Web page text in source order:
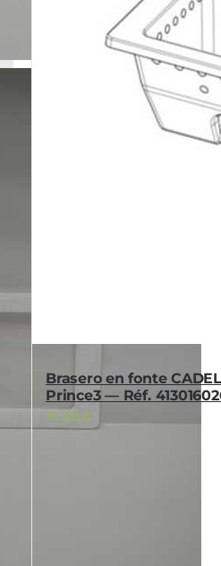
Brasero en fonte
Prince3 — Réf.
70,00€